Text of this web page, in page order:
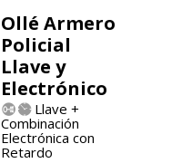
Ollé Armero
Policial
Llave y
Electrónico
Llave +
Combinación
Electrónica con
Retardo